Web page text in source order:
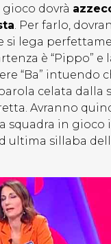
dovrà
. Per farlo,
si lega
è “Pippo” e
“Ba” intuendo
celata dalla
Avranno
squadra in gioco
ultima sillaba